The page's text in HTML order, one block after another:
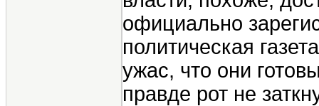
официально
политическая
ужас, что они
правде рот не